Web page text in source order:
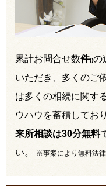
累計お問合せ数件()の
いただき、多くのご
は多くの相続に関す
ウハウを蓄積してお
来所相談は30分無料
い。
※事案により無料法律